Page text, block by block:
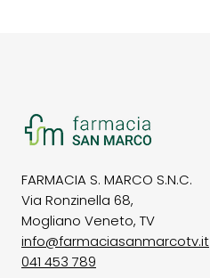
FARMACIA S. MARCO S.N.C.
Via Ronzinella 68,
Mogliano Veneto, TV
info@farmaciasanmarcotv.it
041 453 789